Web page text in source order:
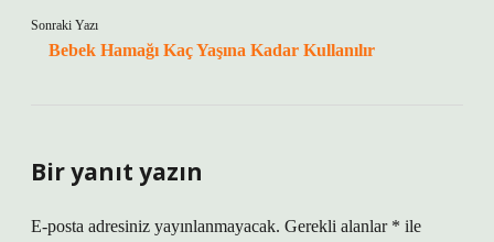
Sonraki Yazı
Bebek Hamağı Kaç Yaşına Kadar Kullanılır
Bir yanıt yazın
E-posta adresiniz yayınlanmayacak. Gerekli alanlar * ile